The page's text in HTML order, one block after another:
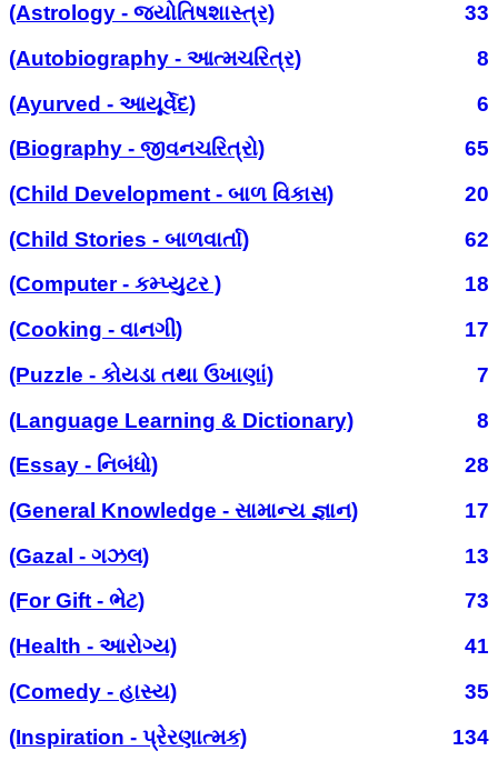
(Astrology - જ્યોતિષશાસ્ત્ર)
33
(Autobiography - આત્મચરિત્ર)
8
(Ayurved - આયૂર્વેદ)
6
(Biography - જીવનચરિત્રો)
65
(Child Development - બાળ વિકાસ)
20
(Child Stories - બાળવાર્તા)
62
(Computer - કમ્પ્યુટર )
18
(Cooking - વાનગી)
17
(Puzzle - કોયડા તથા ઉખાણાં)
7
(Language Learning & Dictionary)
8
(Essay - નિબંધો)
28
(General Knowledge - સામાન્ય જ્ઞાન)
17
(Gazal - ગઝલ)
13
(For Gift - ભેટ)
73
(Health - આરોગ્ય)
41
(Comedy - હાસ્ય)
35
(Inspiration - પ્રેરણાત્મક)
134